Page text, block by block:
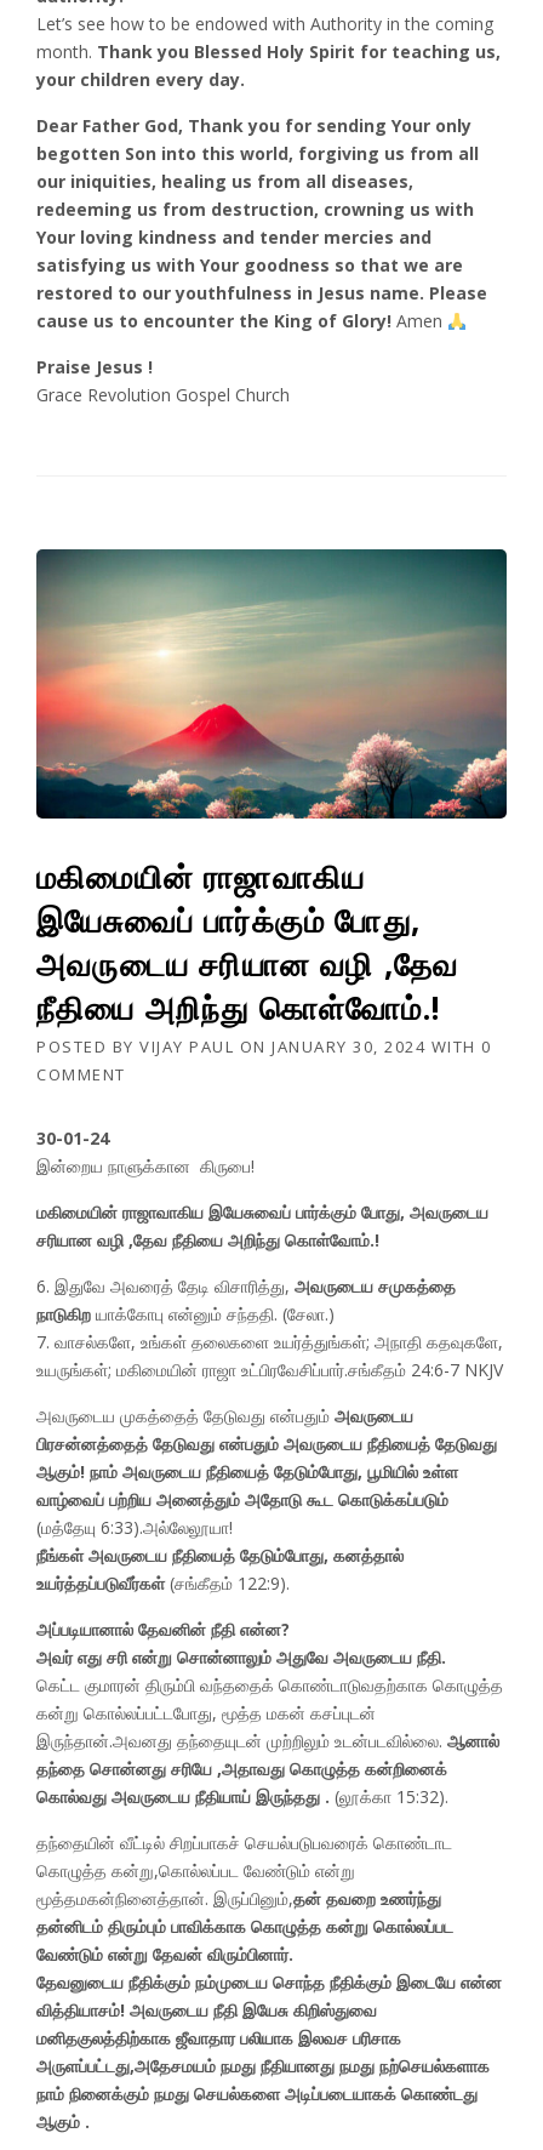
Let’s see how to be endowed with Authority in the coming
month. Thank you Blessed Holy Spirit for teaching us,
your children every day.
Dear Father God, Thank you for sending Your only
begotten Son into this world, forgiving us from all
our iniquities, healing us from all diseases,
redeeming us from destruction, crowning us with
Your loving kindness and tender mercies and
satisfying us with Your goodness so that we are
restored to our youthfulness in Jesus name. Please
cause us to encounter the King of Glory! Amen
Praise Jesus !
Grace Revolution Gospel Church
மகிமையின் ராஜாவாகிய
இயேசுவைப் பார்க்கும் போது,
அவருடைய சரியான வழி ,தேவ
நீதியை அறிந்து கொள்வோம்.!
POSTED BY VIJAY PAUL ON JANUARY 30, 2024 WITH 0
COMMENT
30-01-24
இன்றைய நாளுக்கான கிருபை!
மகிமையின் ராஜாவாகிய இயேசுவைப் பார்க்கும் போது, அவருடைய
சரியான வழி ,தேவ நீதியை அறிந்து கொள்வோம்.!
6. இதுவே அவரைத் தேடி விசாரித்து, அவருடைய சமுகத்தை
நாடுகிற யாக்கோபு என்னும் சந்ததி. (சேலா.)
7. வாசல்களே, உங்கள் தலைகளை உயர்த்துங்கள்; அநாதி கதவுகளே,
உயருங்கள்; மகிமையின் ராஜா உட்பிரவேசிப்பார்.சங்கீதம் 24:6-7 NKJV
அவருடைய முகத்தைத் தேடுவது என்பதும் அவருடைய
பிரசன்னத்தைத் தேடுவது என்பதும் அவருடைய நீதியைத் தேடுவது
ஆகும்! நாம் அவருடைய நீதியைத் தேடும்போது, ​​பூமியில் உள்ள
வாழ்வைப் பற்றிய அனைத்தும் அதோடு கூட கொடுக்கப்படும்
(மத்தேயு 6:33).அல்லேலூயா!
நீங்கள் அவருடைய நீதியைத் தேடும்போது, ​கனத்தால்
உயர்த்தப்படுவீர்கள்(சங்கீதம் 122:9).
அப்படியானால் தேவனின் நீதி என்ன?
அவர் எது சரி என்று சொன்னாலும் அதுவே அவருடைய நீதி.
கெட்ட குமாரன் திரும்பி வந்ததைக் கொண்டாடுவதற்காக கொழுத்த
கன்று கொல்லப்பட்டபோது, ​​மூத்த மகன் கசப்புடன்
இருந்தான்.அவனது தந்தையுடன் முற்றிலும் உடன்படவில்லை. ஆனால்
தந்தை சொன்னது சரியே ,அதாவது கொழுத்த கன்றினைக்
கொல்வது அவருடைய நீதியாய் இருந்தது . (லூக்கா 15:32).
தந்தையின் வீட்டில் சிறப்பாகச் செயல்படுபவரைக் கொண்டாட
கொழுத்த கன்று,கொல்லப்பட வேண்டும் என்று
மூத்தமகன்நினைத்தான். இருப்பினும்,தன் தவறை உணர்ந்து
தன்னிடம் திரும்பும் பாவிக்காக கொழுத்த கன்று கொல்லப்பட
வேண்டும் என்று தேவன் விரும்பினார்.
தேவனுடைய நீதிக்கும் நம்முடைய சொந்த நீதிக்கும் இடையே என்ன
வித்தியாசம்! அவருடைய நீதி இயேசு கிறிஸ்துவை
மனிதகுலத்திற்காக ஜீவாதார பலியாக இலவச பரிசாக
அருளப்பட்டது,அதேசமயம் நமது நீதியானது நமது நற்செயல்களாக
நாம் நினைக்கும் நமது செயல்களை அடிப்படையாகக் கொண்டது
ஆகும் .